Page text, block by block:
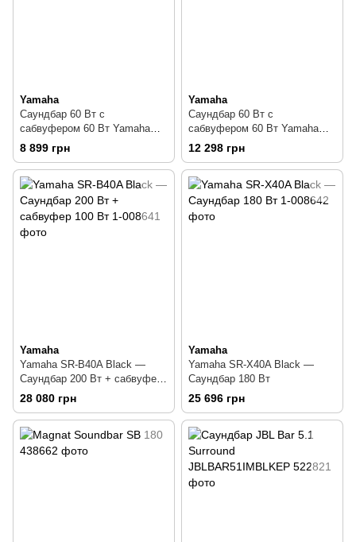
Yamaha
Саундбар 60 Вт с
сабвуфером 60 Вт Yamaha
YAS-109 Black
8 899 грн
Yamaha
Саундбар 60 Вт с
сабвуфером 60 Вт Yamaha
SR-B20A Black
12 298 грн
Yamaha
Yamaha SR-B40A Black —
Саундбар 200 Вт + сабвуфер
100 Вт
28 080 грн
Yamaha
Yamaha SR-X40A Black —
Саундбар 180 Вт
25 696 грн